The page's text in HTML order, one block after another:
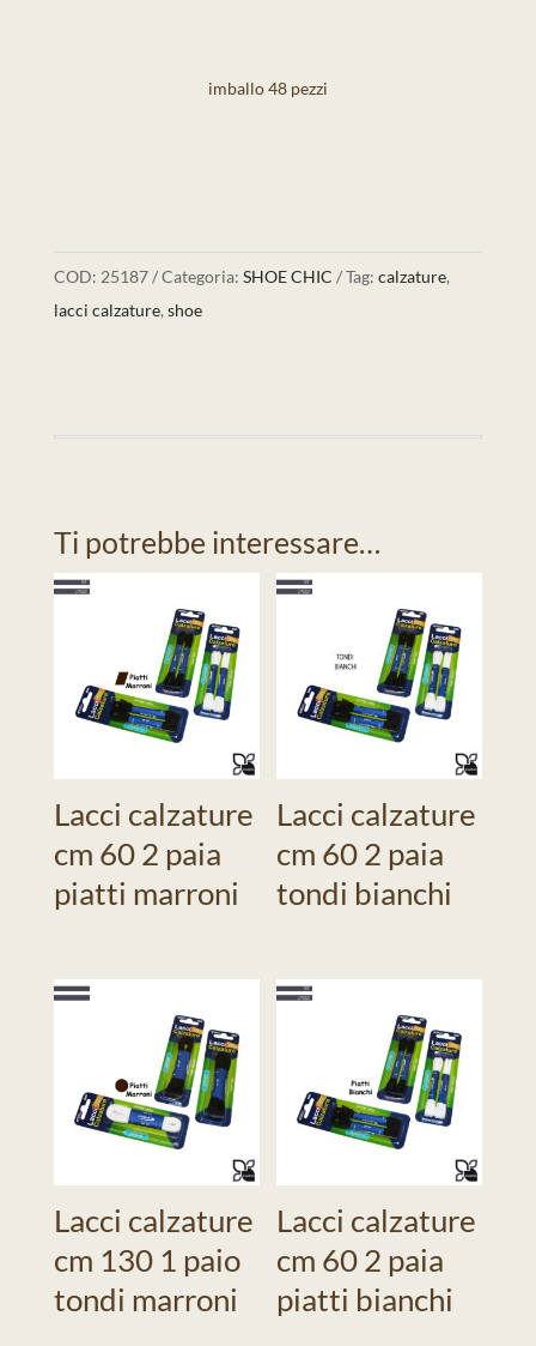
imballo 48 pezzi
COD: 25187 Categoria: SHOE CHIC Tag: calzature,
lacci calzature, shoe
Ti potrebbe interessare…
Lacci calzature
cm 60 2 paia
piatti marroni
Lacci calzature
cm 60 2 paia
tondi bianchi
Lacci calzature
cm 130 1 paio
tondi marroni
Lacci calzature
cm 60 2 paia
piatti bianchi